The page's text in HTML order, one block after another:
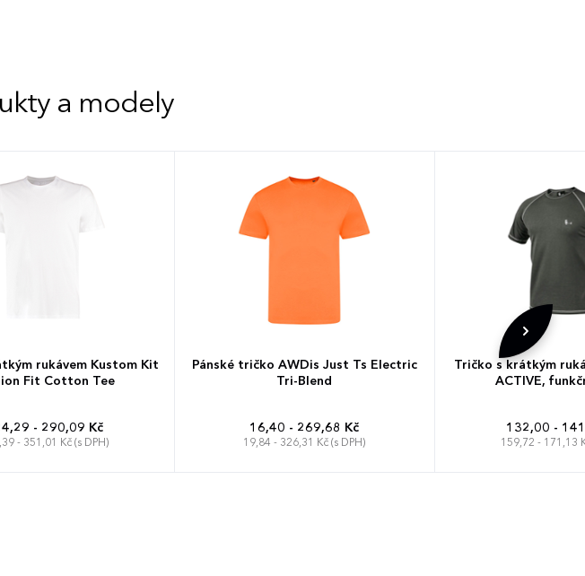
a modely
rukávem Kustom Kit
Fit Cotton Tee
- 290,09 Kč
- 351,01 Kč (s DPH)
Pánské tričko AWDis Just Ts Electric
Tri-Blend
16,40 - 269,68 Kč
19,84 - 326,31 Kč (s DPH)
Tričko s krátkým
ACTIVE,
132,00 -
159,72 - 171,13